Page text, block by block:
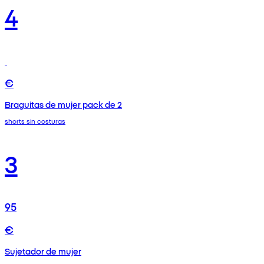
4
€
Braguitas de mujer pack de 2
shorts sin costuras
3
95
€
Sujetador de mujer